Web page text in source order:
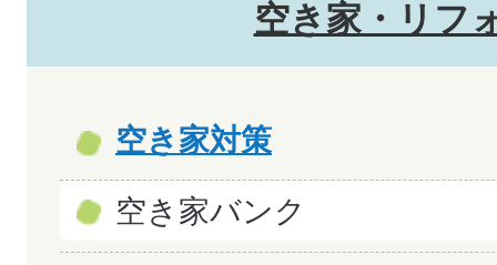
空き家・リフ
空き家対策
空き家バンク